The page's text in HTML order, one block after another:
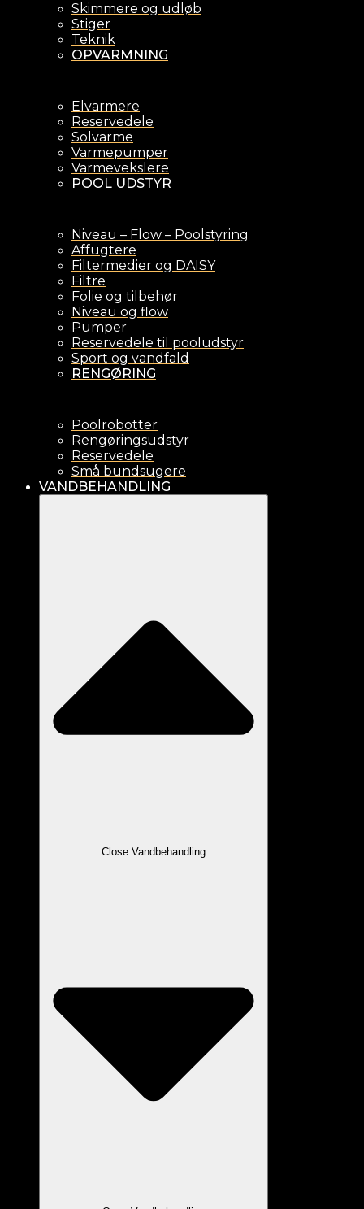
Skimmere og udløb
Stiger
Teknik
OPVARMNING
Elvarmere
Reservedele
Solvarme
Varmepumper
Varmevekslere
POOL UDSTYR
Niveau – Flow – Poolstyring
Affugtere
Filtermedier og DAISY
Filtre
Folie og tilbehør
Niveau og flow
Pumper
Reservedele til pooludstyr
Sport og vandfald
RENGØRING
Poolrobotter
Rengøringsudstyr
Reservedele
Små bundsugere
VANDBEHANDLING
Close Vandbehandling